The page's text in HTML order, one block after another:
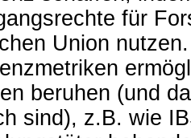
für
Union
beruhen (und
sind), z.B. wie